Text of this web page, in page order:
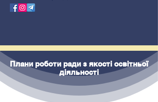
Плани роботи ради з якості освітньої
діяльності